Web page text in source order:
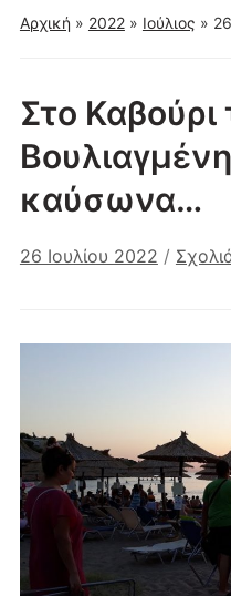
για
Αρχική » 2022» Ιούλιος » 26
Στο Καβούρι
καύσωνα…
26 Ιουλίου 2022 /